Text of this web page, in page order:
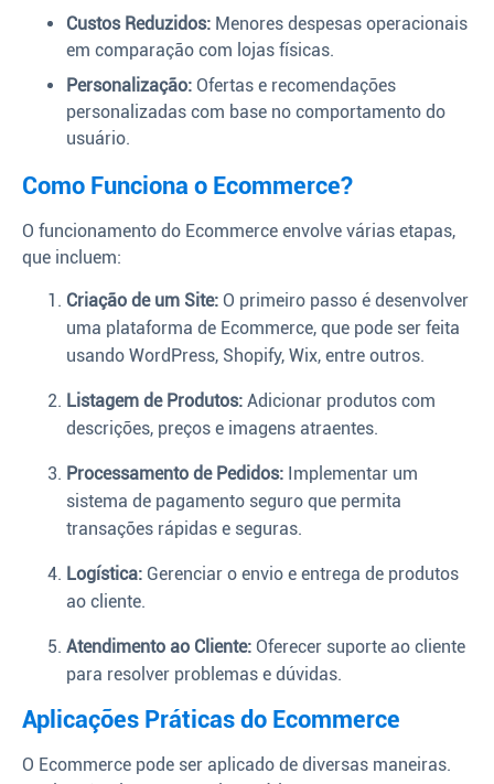
Custos Reduzidos: Menores despesas operacionais
em comparação com lojas físicas.
Personalização: Ofertas e recomendações
personalizadas com base no comportamento do
usuário.
Como Funciona o Ecommerce?
O funcionamento do Ecommerce envolve várias etapas,
que incluem:
Criação de um Site: O primeiro passo é desenvolver
uma plataforma de Ecommerce, que pode ser feita
usando WordPress, Shopify, Wix, entre outros.
Listagem de Produtos: Adicionar produtos com
descrições, preços e imagens atraentes.
Processamento de Pedidos: Implementar um
sistema de pagamento seguro que permita
transações rápidas e seguras.
Logística: Gerenciar o envio e entrega de produtos
ao cliente.
Atendimento ao Cliente: Oferecer suporte ao cliente
para resolver problemas e dúvidas.
Aplicações Práticas do Ecommerce
O Ecommerce pode ser aplicado de diversas maneiras.